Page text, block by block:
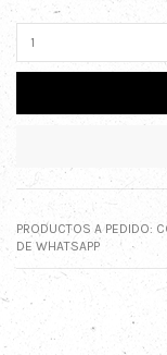
PRODUCTOS A PEDIDO:
DE WHATSAPP